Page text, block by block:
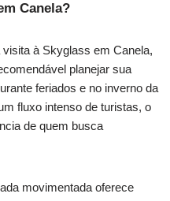
Canela?
à Skyglass em Canela,
planejar sua
feriados e no inverno da
fluxo intenso de turistas, o
de quem busca
movimentada oferece